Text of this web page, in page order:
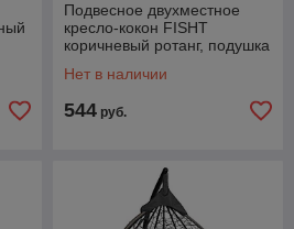
Подвесное двухместное
кресло-кокон FISHT
коричневый ротанг, подушка
Нет в наличии
544 руб.